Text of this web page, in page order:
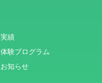
実績
体験プログラム
お知らせ